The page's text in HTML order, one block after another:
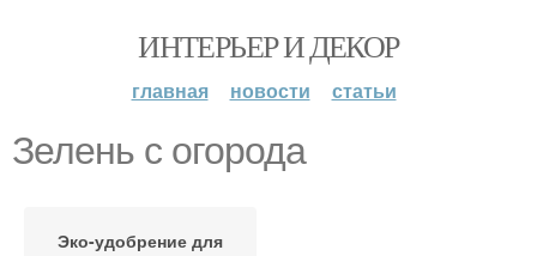
ИНТЕРЬЕР И ДЕКОР
главная новости статьи
Зелень с огорода
Эко-удобрение для